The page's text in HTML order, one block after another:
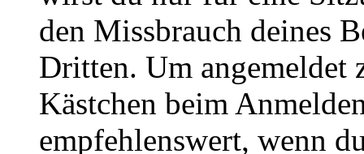
den Missbrauch deines
Dritten. Um angemeldet
Kästchen beim
empfehlenswert, wenn